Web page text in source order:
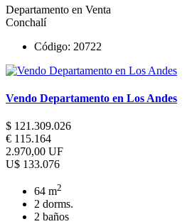
Departamento en Venta
Conchalí
Código: 20722
Vendo Departamento en Los Andes
$ 121.309.026
€ 115.164
2.970,00 UF
U$ 133.076
64 m2
2 dorms.
2 baños